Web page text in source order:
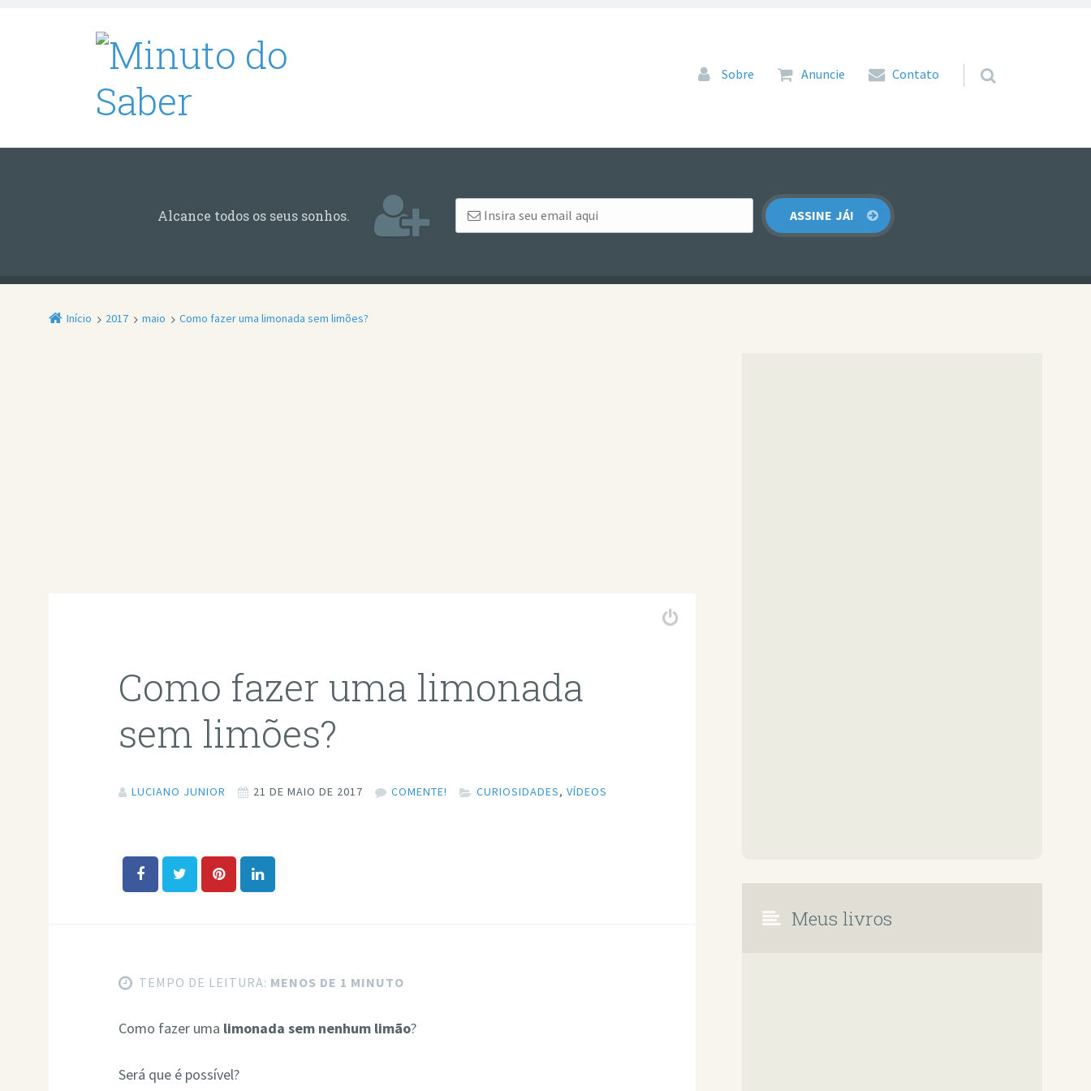
Pular para o conteúdo
Sobre Anuncie Contato
Alcance todos os seus sonhos.
Início 2017 maio Como fazer uma limonada sem limões?
Como fazer uma limonada
sem limões?
LUCIANO JUNIOR 21 DE MAIO DE 2017 COMENTE! CURIOSIDADES,VÍDEOS
TEMPO DE LEITURA: MENOS DE 1 MINUTO
Como fazer uma limonada sem nenhum limão?
Será que é possível?
Meus livros